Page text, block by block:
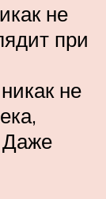
не
при
не
Даже